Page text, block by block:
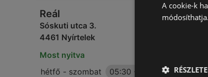
Reál
Sóskuti utca 3.
4461 Nyírtelek
Most nyitva
hétfő - szombat
05:30 -
A cookie-k
módosíthatja.